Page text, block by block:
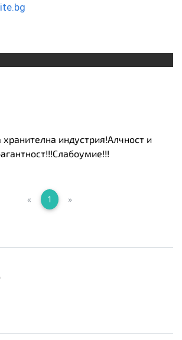
хранителна индустрия!Алчност и
« 1 »